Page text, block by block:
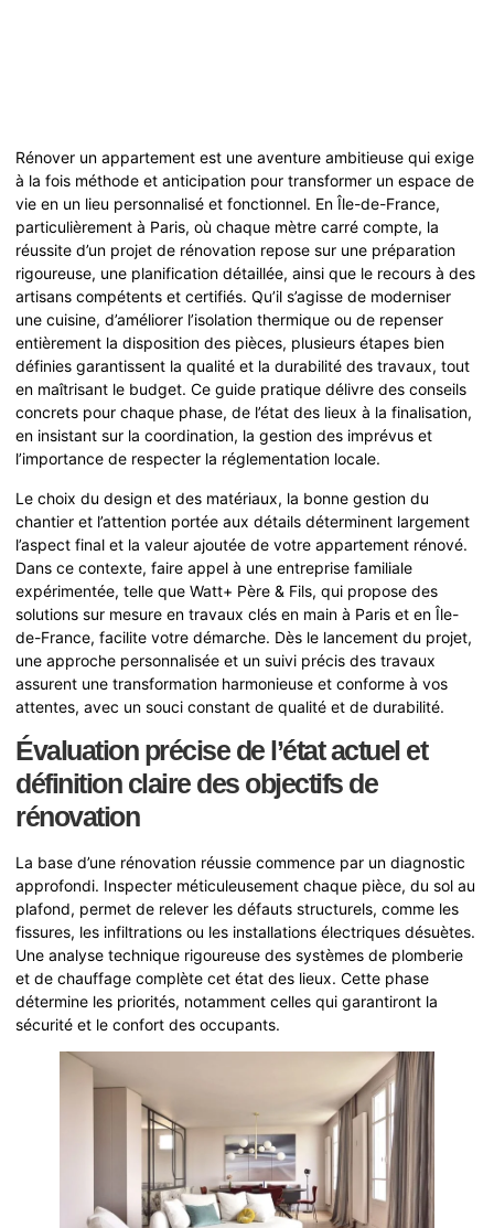
Rénover un appartement est une aventure ambitieuse qui exige
à la fois méthode et anticipation pour transformer un espace de
vie en un lieu personnalisé et fonctionnel. En Île-de-France,
particulièrement à Paris, où chaque mètre carré compte, la
réussite d’un projet de rénovation repose sur une préparation
rigoureuse, une planification détaillée, ainsi que le recours à des
artisans compétents et certifiés. Qu’il s’agisse de moderniser
une cuisine, d’améliorer l’isolation thermique ou de repenser
entièrement la disposition des pièces, plusieurs étapes bien
définies garantissent la qualité et la durabilité des travaux, tout
en maîtrisant le budget. Ce guide pratique délivre des conseils
concrets pour chaque phase, de l’état des lieux à la finalisation,
en insistant sur la coordination, la gestion des imprévus et
l’importance de respecter la réglementation locale.
Le choix du design et des matériaux, la bonne gestion du
chantier et l’attention portée aux détails déterminent largement
l’aspect final et la valeur ajoutée de votre appartement rénové.
Dans ce contexte, faire appel à une entreprise familiale
expérimentée, telle que Watt+ Père & Fils, qui propose des
solutions sur mesure en travaux clés en main à Paris et en Île-
de-France, facilite votre démarche. Dès le lancement du projet,
une approche personnalisée et un suivi précis des travaux
assurent une transformation harmonieuse et conforme à vos
attentes, avec un souci constant de qualité et de durabilité.
Évaluation précise de l’état actuel et
définition claire des objectifs de
rénovation
La base d’une rénovation réussie commence par un diagnostic
approfondi. Inspecter méticuleusement chaque pièce, du sol au
plafond, permet de relever les défauts structurels, comme les
fissures, les infiltrations ou les installations électriques désuètes.
Une analyse technique rigoureuse des systèmes de plomberie
et de chauffage complète cet état des lieux. Cette phase
détermine les priorités, notamment celles qui garantiront la
sécurité et le confort des occupants.